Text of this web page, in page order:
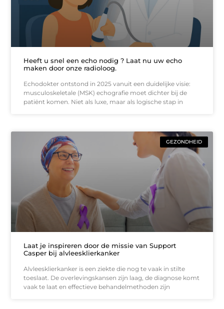
Heeft u snel een echo nodig ? Laat nu uw echo
maken door onze radioloog.
Echodokter ontstond in 2025 vanuit een duidelijke visie:
musculoskeletale (MSK) echografie moet dichter bij de
patiënt komen. Niet als luxe, maar als logische stap in
GEZONDHEID
Laat je inspireren door de missie van Support
Casper bij alvleesklierkanker
Alvleesklierkanker is een ziekte die nog te vaak in stilte
toeslaat. De overlevingskansen zijn laag, de diagnose komt
vaak te laat en effectieve behandelmethoden zijn